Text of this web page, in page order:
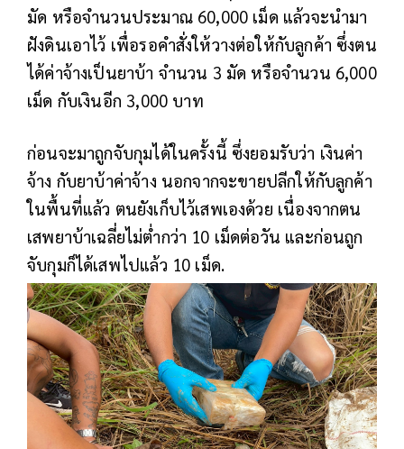
มัด หรือจำนวนประมาณ 60,000 เม็ด แล้วจะนำมา
ฝังดินเอาไว้ เพื่อรอคำสั่งให้วางต่อให้กับลูกค้า ซึ่งตน
ได้ค่าจ้างเป็นยาบ้า จำนวน 3 มัด หรือจำนวน 6,000
เม็ด กับเงินอีก 3,000 บาท
ก่อนจะมาถูกจับกุมได้ในครั้งนี้ ซึ่งยอมรับว่า เงินค่า
จ้าง กับยาบ้าค่าจ้าง นอกจากจะขายปลีกให้กับลูกค้า
ในพื้นที่แล้ว ตนยังเก็บไว้เสพเองด้วย เนื่องจากตน
เสพยาบ้าเฉลี่ยไม่ต่ำกว่า 10 เม็ดต่อวัน และก่อนถูก
จับกุมก็ได้เสพไปแล้ว 10 เม็ด.